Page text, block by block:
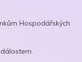
Hospodářských